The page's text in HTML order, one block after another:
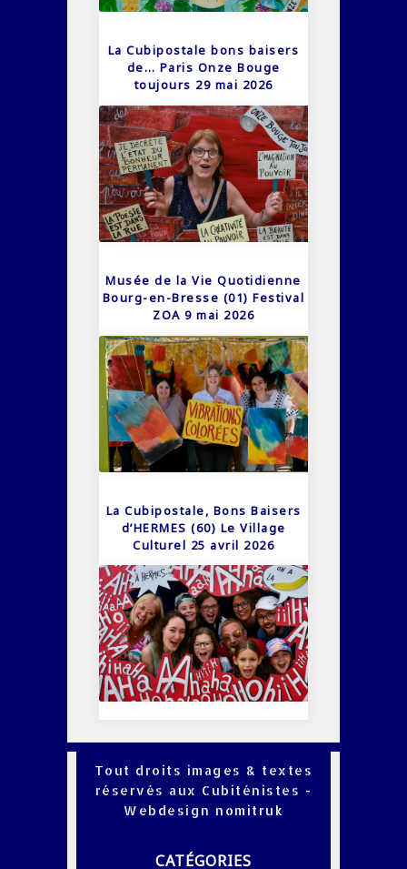
La Cubipostale bons baisers
de… Paris Onze Bouge
toujours 29 mai 2026
Musée de la Vie Quotidienne
Bourg-en-Bresse (01) Festival
ZOA 9 mai 2026
La Cubipostale, Bons Baisers
d’HERMES (60) Le Village
Culturel 25 avril 2026
Tout droits images & textes
réservés aux Cubiténistes -
Webdesign nomitruk
CATÉGORIES